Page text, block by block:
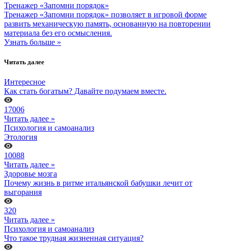
Тренажер «Запомни порядок»
Тренажер «Запомни порядок» позволяет в игровой форме
развить механическую память, основанную на повторении
материала без его осмысления.
Узнать больше »
Читать далее
Интересное
Как стать богатым? Давайте подумаем вместе.
17006
Читать далее »
Психология и самоанализ
Этология
10088
Читать далее »
Здоровье мозга
Почему жизнь в ритме итальянской бабушки лечит от
выгорания
320
Читать далее »
Психология и самоанализ
Что такое трудная жизненная ситуация?